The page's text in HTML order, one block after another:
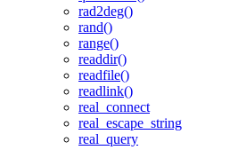
rad2deg()
rand()
range()
readdir()
readfile()
readlink()
real_connect
real_escape_string
real_query